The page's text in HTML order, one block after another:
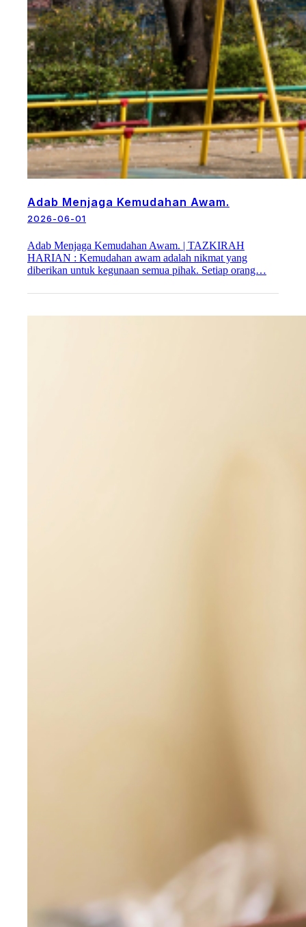
Adab Menjaga Kemudahan Awam.
2026-06-01
Adab Menjaga Kemudahan Awam. | TAZKIRAH
HARIAN : Kemudahan awam adalah nikmat yang
diberikan untuk kegunaan semua pihak. Setiap orang…